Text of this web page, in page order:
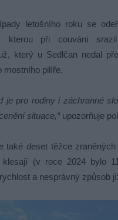
letošního roku se
kterou při couvání
který u Sedlčan nedal
mostního pilíře.
je pro rodiny i záchranné
situace,“ upozorňuje
také deset těžce
(v roce 2024 bylo
a nesprávný způsob